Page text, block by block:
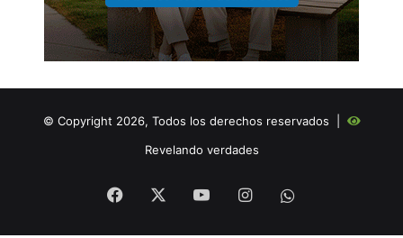
© Copyright 2026, Todos los derechos reservados |
Revelando verdades
Facebook YouTubeInstagram